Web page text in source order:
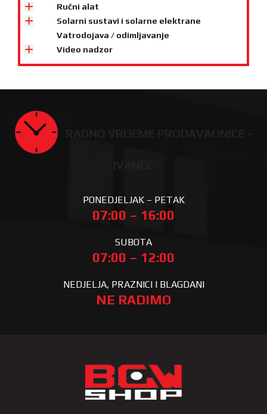
Ručni alat
Solarni sustavi i solarne elektrane
Vatrodojava / odimljavanje
Video nadzor
PONEDJELJAK – PETAK
07:00 – 16:00
SUBOTA
07:00 – 12:00
NEDJELJA, PRAZNICI I BLAGDANI
NE RADIMO